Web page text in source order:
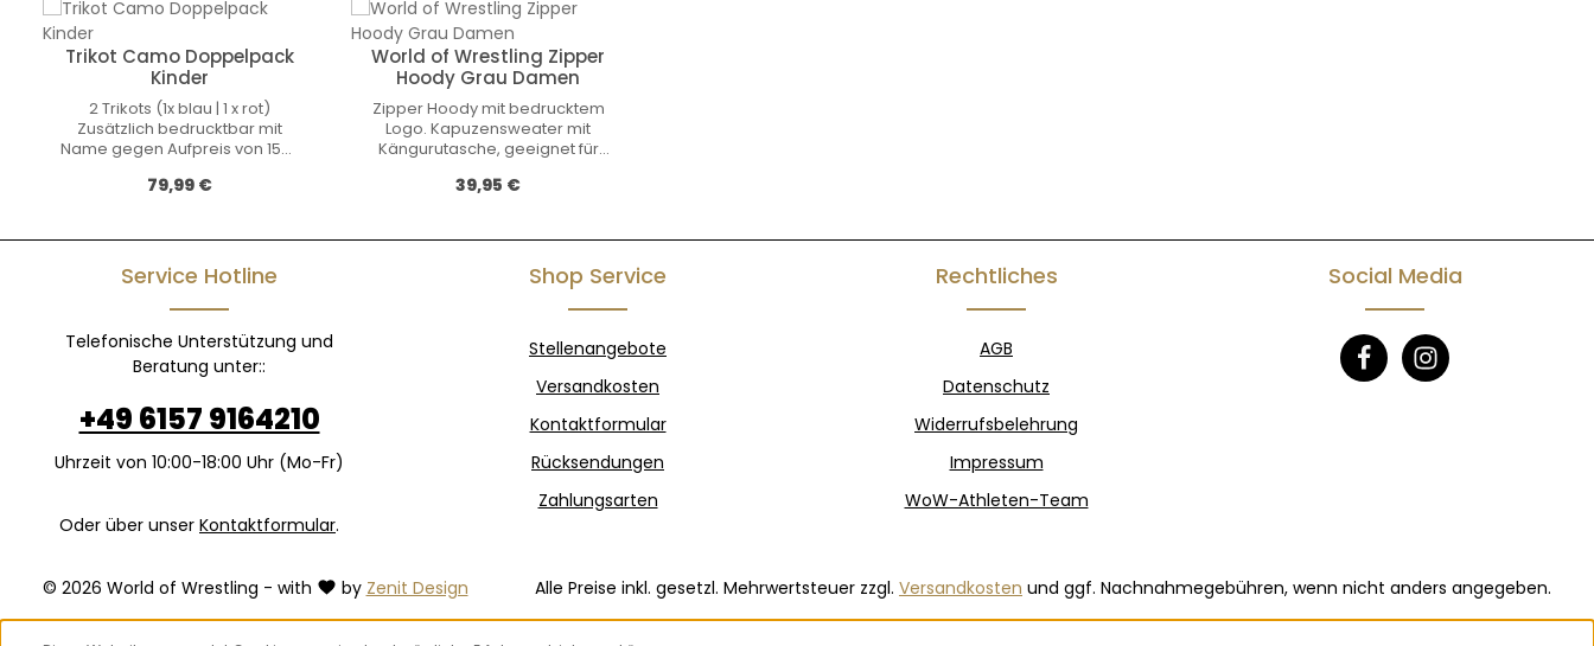
Produktgalerie überspringen
Trikot Camo Doppelpack
Kinder
2 Trikots (1x blau | 1 x rot)
Zusätzlich bedrucktbar mit
Name gegen Aufpreis von 15€.
auf die E-Mail mit der
Nummer größer wie bei
Adidas-Trikots.
Regulärer Preis:
79,99 €
World of Wrestling Zipper
Hoody Grau Damen
Zipper Hoody mit bedrucktem
Logo. Kapuzensweater mit
Kängurutasche, geeignet für
Kapuze mit kontrastfarbenem
Material: 80% Baumwolle, 20%
Polyester Gewicht: 300 g/m2
Regulärer Preis:
39,95 €
Service Hotline
Telefonische Unterstützung und
Beratung unter::
+49 6157 9164210
Uhrzeit von 10:00-18:00 Uhr (Mo-Fr)
Oder über unser Kontaktformular.
Shop Service
Stellenangebote
Versandkosten
Kontaktformular
Rücksendungen
Zahlungsarten
Rechtliches
AGB
Datenschutz
Widerrufsbelehrung
Impressum
WoW-Athleten-Team
Social Media
© 2026 World of Wrestling - with by Zenit Design Alle Preise inkl. gesetzl. Mehrwertsteuer zzgl. Versandkosten und ggf. Nachnahmegebühren, wenn nicht anders angegeben.